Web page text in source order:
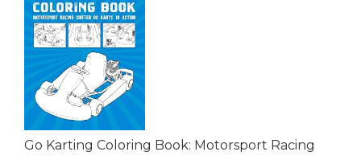
Go Karting Coloring Book: Motorsport Racing